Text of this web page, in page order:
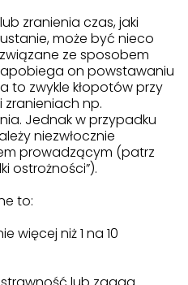
zranienia czas, jaki
może być nieco
ze sposobem
on powstawaniu
to zwykle kłopotów przy
zranieniach np.
Jednak w przypadku
niezwłocznie
prowadzącym (patrz
ostrożności”).
to:
więcej niż 1 na 10